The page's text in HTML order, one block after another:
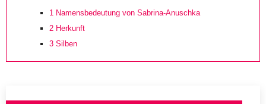
1 Namensbedeutung von Sabrina-Anuschka
2 Herkunft
3 Silben